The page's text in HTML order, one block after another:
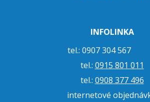
INFOLINKA
tel.: 0907 304
tel.: 0915 801 011
tel.: 0908 377 496
internetové